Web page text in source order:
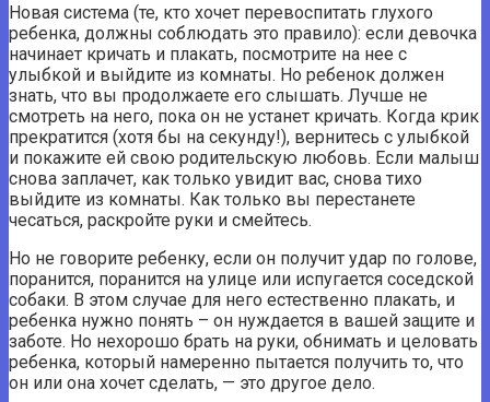
Новая система (те, кто хочет перевоспитать глухого
ребенка, должны соблюдать это правило): если девочка
начинает кричать и плакать, посмотрите на нее с
улыбкой и выйдите из комнаты. Но ребенок должен
знать, что вы продолжаете его слышать. Лучше не
смотреть на него, пока он не устанет кричать. Когда крик
прекратится (хотя бы на секунду!), вернитесь с улыбкой
и покажите ей свою родительскую любовь. Если малыш
снова заплачет, как только увидит вас, снова тихо
выйдите из комнаты. Как только вы перестанете
чесаться, раскройте руки и смейтесь.
Но не говорите ребенку, если он получит удар по голове,
поранится, поранится на улице или испугается соседской
собаки. В этом случае для него естественно плакать, и
ребенка нужно понять – он нуждается в вашей защите и
заботе. Но нехорошо брать на руки, обнимать и целовать
ребенка, который намеренно пытается получить то, что
он или она хочет сделать, — это другое дело.